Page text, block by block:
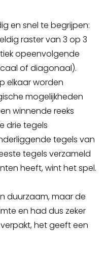
en snel te begrijpen:
raster van 3 op 3
opeenvolgende
of diagonaal).
elkaar worden
mogelijkheden
winnende reeks
drie tegels
tegels van
tegels verzameld
heeft, wint het spel.
duurzaam, maar de
en had dus zeker
het geeft een